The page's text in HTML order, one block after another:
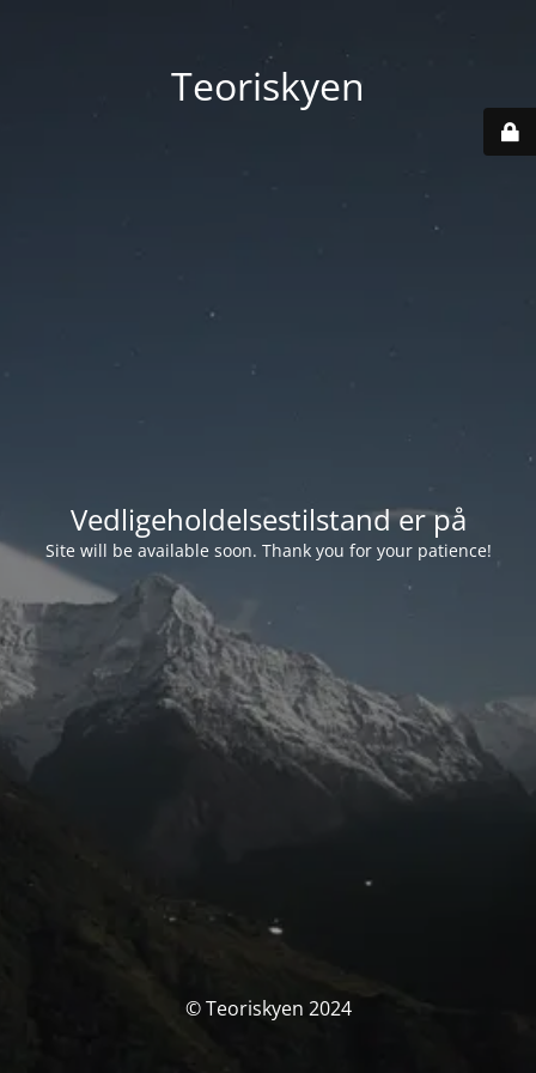
Teoriskyen
Vedligeholdelsestilstand er på
Site will be available soon. Thank you for your patience!
© Teoriskyen 2024